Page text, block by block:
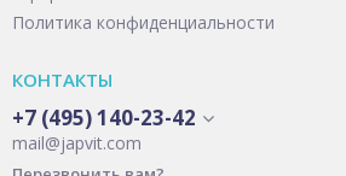
Политика конфиденциальности
КОНТАКТЫ
+7 (495) 140-23-42
mail@japvit.com